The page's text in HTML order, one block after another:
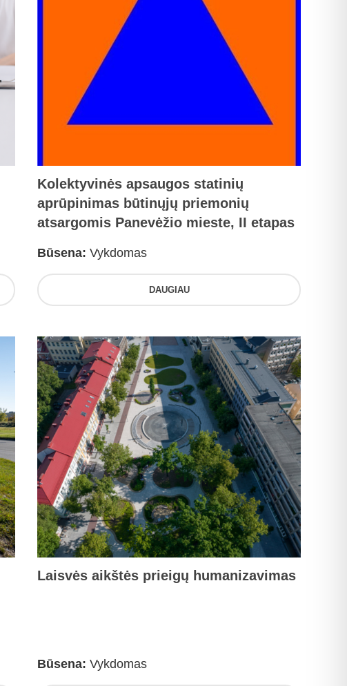
Kolektyvinės apsaugos statinių
aprūpinimas būtinųjų priemonių
atsargomis Panevėžio mieste, II etapas
Būsena: Vykdomas
DAUGIAU
Laisvės aikštės prieigų humanizavimas
Būsena: Vykdomas